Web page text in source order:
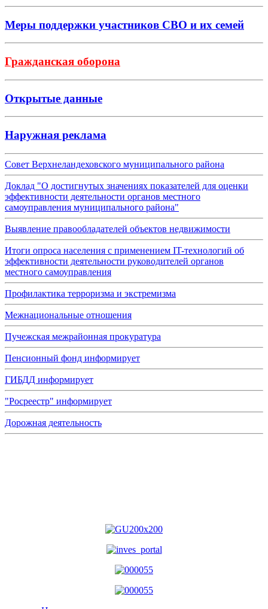
Меры поддержки участников СВО и их семей
Гражданская оборона
Открытые данные
Наружная реклама
Совет Верхнеландеховского муниципального района
Доклад "О достигнутых значениях показателей для оценки
эффективности деятельности органов местного
самоуправления муниципального района"
Выявление правообладателей объектов недвижимости
Итоги опроса населения с применением IT-технологий об
эффективности деятельности руководителей органов
местного самоуправления
Профилактика терроризма и экстремизма
Межнациональные отношения
Пучежская межрайонная прокуратура
Пенсионный фонд информирует
ГИБДД информирует
"Росреестр" информирует
Дорожная деятельность